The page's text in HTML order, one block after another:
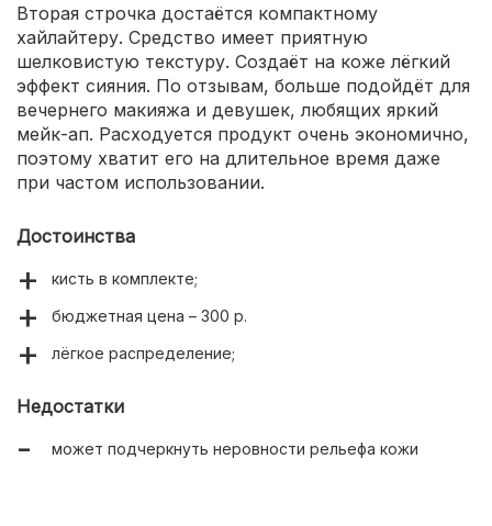
Вторая строчка достаётся компактному
хайлайтеру. Средство имеет приятную
шелковистую текстуру. Создаёт на коже лёгкий
эффект сияния. По отзывам, больше подойдёт для
вечернего макияжа и девушек, любящих яркий
мейк-ап. Расходуется продукт очень экономично,
поэтому хватит его на длительное время даже
при частом использовании.
Достоинства
кисть в комплекте;
бюджетная цена – 300 р.
лёгкое распределение;
Недостатки
может подчеркнуть неровности рельефа кожи